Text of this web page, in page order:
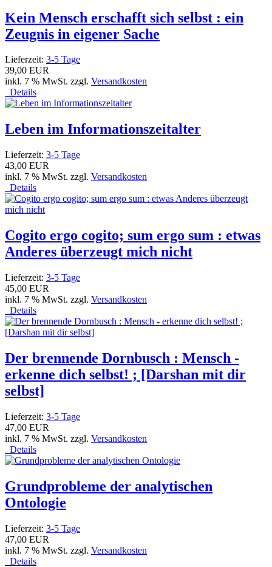
Kein Mensch erschafft sich selbst : ein
Zeugnis in eigener Sache
Lieferzeit: 3-5 Tage
39,00 EUR
inkl. 7 % MwSt. zzgl. Versandkosten
Details
Leben im Informationszeitalter
Lieferzeit: 3-5 Tage
43,00 EUR
inkl. 7 % MwSt. zzgl. Versandkosten
Details
Cogito ergo cogito; sum ergo sum : etwas
Anderes überzeugt mich nicht
Lieferzeit: 3-5 Tage
45,00 EUR
inkl. 7 % MwSt. zzgl. Versandkosten
Details
Der brennende Dornbusch : Mensch -
erkenne dich selbst! ; [Darshan mit dir
selbst]
Lieferzeit: 3-5 Tage
47,00 EUR
inkl. 7 % MwSt. zzgl. Versandkosten
Details
Grundprobleme der analytischen
Ontologie
Lieferzeit: 3-5 Tage
47,00 EUR
inkl. 7 % MwSt. zzgl. Versandkosten
Details